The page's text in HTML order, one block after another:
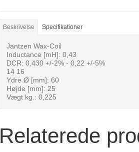
Beskrivelse Specifikationer
Jantzen Wax-Coil
Inductance [mH]: 0,43
DCR: 0,430 +/-2% - 0,22 +/-5%
14 16
Ydre Ø [mm]: 60
Højde [mm]: 25
Vægt kg.: 0,225
Relaterede